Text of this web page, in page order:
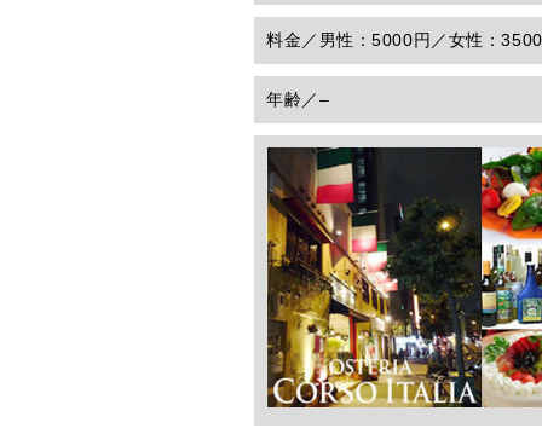
料金／ 男性：5000円／女性：
年齢／–